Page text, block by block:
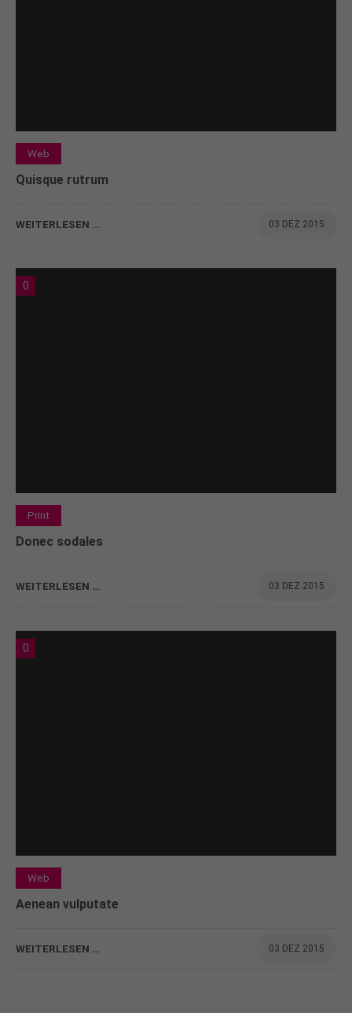
Web
Quisque rutrum
WEITERLESEN … 03 DEZ 2015
0
Print
Donec sodales
WEITERLESEN … 03 DEZ 2015
0
Web
Aenean vulputate
WEITERLESEN … 03 DEZ 2015